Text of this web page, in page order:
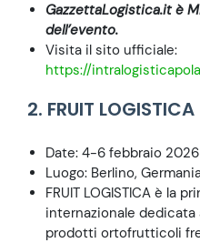
GazzettaLogistica.it è
dell’evento.
Visita il sito ufficiale:
https://
2. FRUIT LOGISTICA
Date: 4-6 febbraio 2026
Luogo: Berlino,
FRUIT LOGISTICA è la
internazionale
prodotti ortofrutticoli